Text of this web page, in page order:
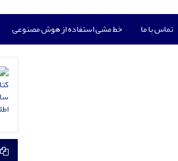
تماس با ما خط مشی استفاده از هوش مصنوعی